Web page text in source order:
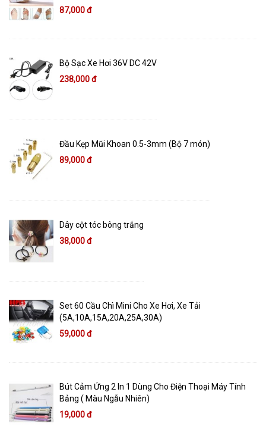
87,000 đ
Bộ Sạc Xe Hơi 36V DC 42V
238,000 đ
Đầu Kẹp Mũi Khoan 0.5-3mm (Bộ 7 món)
89,000 đ
Dây cột tóc bông trắng
38,000 đ
Set 60 Cầu Chì Mini Cho Xe Hơi, Xe Tải
(5A,10A,15A,20A,25A,30A)
59,000 đ
Bút Cảm Ứng 2 In 1 Dùng Cho Điện Thoại Máy Tính
Bảng ( Màu Ngẫu Nhiên)
19,000 đ